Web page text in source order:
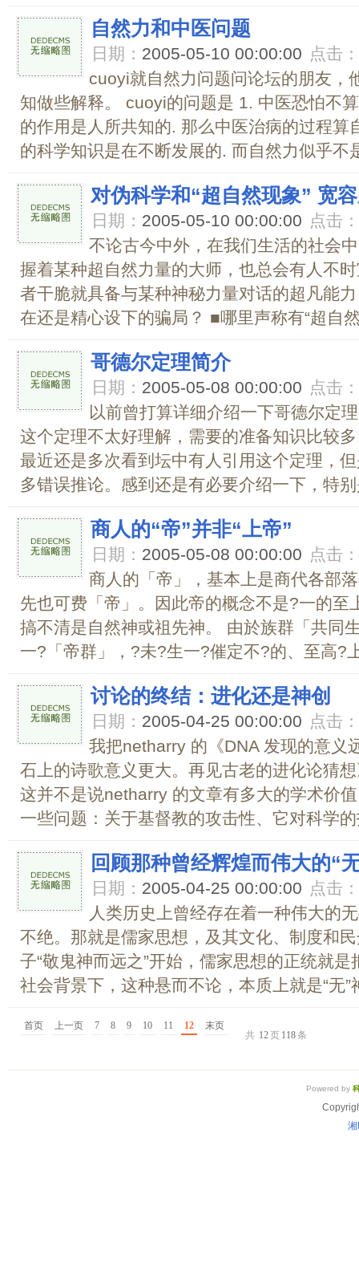
自然力和中医问题
日期： 2005-05-10 00:00:00 点击：
cuoyi就自然力问题问论坛的朋友，
知做些解释。 cuoyi的问题是 1. 中医恐怕不
的作用是人所共知的. 那么中医治病的过程算
的科学知识是在不断发展的. 而自然力似乎不
对伪科学和“超自然现象” 宽
日期： 2005-05-10 00:00:00 点击：
不论古今中外，在我们生活的社会
握着某种超自然力量的大师，也总会有人不
者干脆就具备与某种神秘力量对话的超凡能
在还是精心设下的骗局？ ■哪里声称有“超自
哥德尔定理简介
日期： 2005-05-08 00:00:00 点击：
以前曾打算详细介绍一下哥德尔定
这个定理不太好理解，需要的准备知识比较
最近还是多次看到坛中有人引用这个定理，
多错误推论。感到还是有必要介绍一下，特
商人的“帝”并非“上帝”
日期： 2005-05-08 00:00:00 点击：
商人的「帝」，基本上是商代各部
先也可费「帝」。因此帝的概念不是?一的至
搞不清是自然神或祖先神。 由於族群「共同
一?「帝群」，?未?生一?催定不?的、至高?
讨论的终结：进化还是神创
日期： 2005-04-25 00:00:00 点击：
我把netharry 的《DNA 发现的意义
石上的诗歌意义更大。再见古老的进化论猜
这并不是说netharry 的文章有多大的学术价
一些问题：关于基督教的攻击性、它对科学
回顾那种曾经辉煌而伟大的“
日期： 2005-04-25 00:00:00 点击：
人类历史上曾经存在着一种伟大的
不绝。那就是儒家思想，及其文化、制度和
子“敬鬼神而远之”开始，儒家思想的正统就
社会背景下，这种悬而不论，本质上就是“无”
首页 上一页 7 8 9 10 11 12
末页
共 12页 118条
Powered by